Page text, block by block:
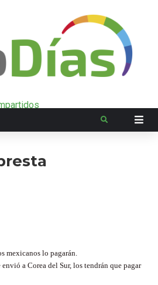
mexicanos lo pagarán.
a Corea del Sur, los tendrán que pagar